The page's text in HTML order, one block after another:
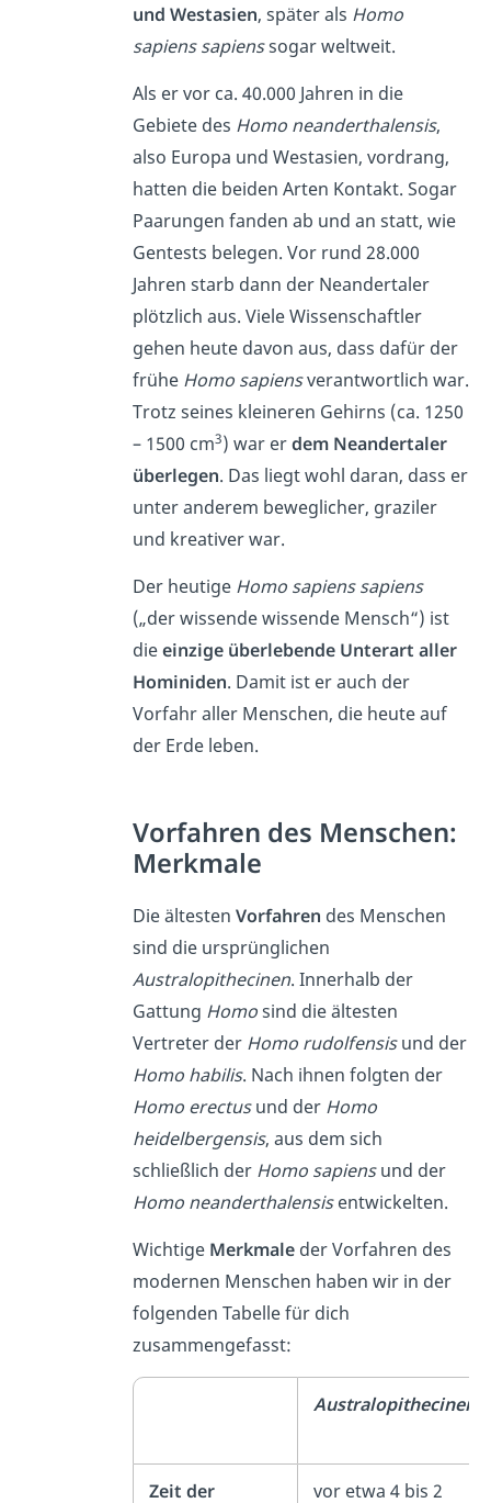
und Westasien, später als Homo
sapiens sapienssogar weltweit.
Als er vor ca. 40.000 Jahren in die
Gebiete des Homo neanderthalensis,
also Europa und Westasien, vordrang,
hatten die beiden Arten Kontakt. Sogar
Paarungen fanden ab und an statt, wie
Gentests belegen. Vor rund 28.000
Jahren starb dann der Neandertaler
plötzlich aus. Viele Wissenschaftler
gehen heute davon aus, dass dafür der
frühe Homo sapiensverantwortlich war.
Trotz seines kleineren Gehirns (ca. 1250
– 1500 cm3) war erdem Neandertaler
überlegen. Das liegt wohl daran, dass er
unter anderem beweglicher, graziler
und kreativer war.
Der heutige Homo sapiens sapiens
(„der wissende wissende Mensch“) ist
dieeinzige überlebende Unterart aller
Hominiden. Damit ist er auch der
Vorfahr aller Menschen, die heute auf
der Erde leben.
Vorfahren des Menschen:
Merkmale
Die ältestenVorfahren des Menschen
sind die ursprünglichen
Australopithecinen. Innerhalb der
Gattung Homosind die ältesten
Vertreter der Homo rudolfensisund der
Homo habilis. Nach ihnen folgten der
Homo erectusund der Homo
heidelbergensis, aus dem sich
schließlich der Homo sapiensund der
Homo neanderthalensisentwickelten.
Wichtige Merkmale der Vorfahren des
modernen Menschen haben wir in der
folgenden Tabelle für dich
zusammengefasst:
Australopithecinen
Zeit der vor etwa 4 bis 2